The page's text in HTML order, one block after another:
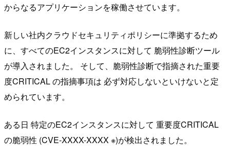
からなるアプリケーションを稼働させています。
新しい社内クラウドセキュリティポリシーに準拠するため
に、すべてのEC2インスタンスに対して 脆弱性診断ツール
が導入されました。 そして、脆弱性診断で指摘された重要
度CRITICAL の指摘事項は 必ず対応しないといけないと定
められています。
ある日 特定のEC2インスタンスに対して 重要度CRITICAL
の脆弱性 (CVE-XXXX-XXXX ※)が検出されました。